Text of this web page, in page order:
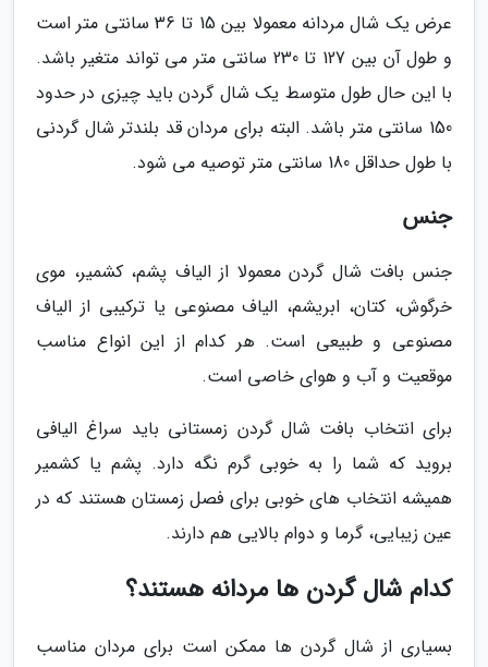
عرض یک شال مردانه معمولا بین 15 تا 36 سانتی متر است
و طول آن بین 127 تا 230 سانتی متر می تواند متغیر باشد.
با این حال طول متوسط یک شال گردن باید چیزی در حدود
150 سانتی متر باشد. البته برای مردان قد بلندتر شال گردنی
با طول حداقل 180 سانتی متر توصیه می شود.
جنس
جنس بافت شال گردن معمولا از الیاف پشم، کشمیر، موی
خرگوش، کتان، ابریشم، الیاف مصنوعی یا ترکیبی از الیاف
مصنوعی و طبیعی است. هر کدام از این انواع مناسب
موقعیت و آب و هوای خاصی است.
برای انتخاب بافت شال گردن زمستانی باید سراغ الیافی
بروید که شما را به خوبی گرم نگه دارد. پشم یا کشمیر
همیشه انتخاب های خوبی برای فصل زمستان هستند که در
عین زیبایی، گرما و دوام بالایی هم دارند.
کدام شال گردن ها مردانه هستند؟
بسیاری از شال گردن ها ممکن است برای مردان مناسب